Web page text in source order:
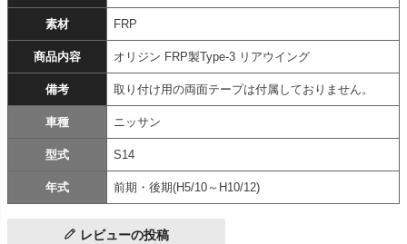
素材 FRP
商品内容 オリジン FRP製Type-3 リアウイング
備考 取り付け用の両面テープは付属しておりません。
車種 ニッサン
型式 S14
年式 前期・後期(H5/10～H10/12)
レビューの投稿